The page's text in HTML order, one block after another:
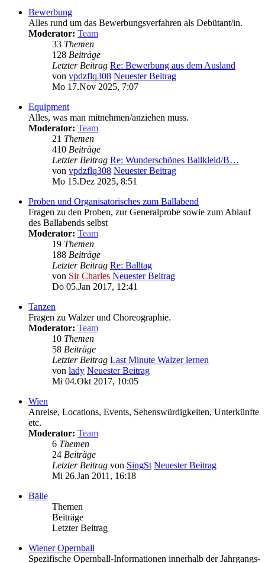
Bewerbung
Alles rund um das Bewerbungsverfahren als Debütant/in.
Moderator: Team
33 Themen
128 Beiträge
Letzter Beitrag Re: Bewerbung aus dem Ausland
von vpdzflq308 Neuester Beitrag
Mo 17.Nov 2025, 7:07
Equipment
Alles, was man mitnehmen/anziehen muss.
Moderator: Team
21 Themen
410 Beiträge
Letzter Beitrag Re: Wunderschönes Ballkleid/B…
von vpdzflq308 Neuester Beitrag
Mo 15.Dez 2025, 8:51
Proben und Organisatorisches zum Ballabend
Fragen zu den Proben, zur Generalprobe sowie zum Ablauf
des Ballabends selbst
Moderator: Team
19 Themen
188 Beiträge
Letzter Beitrag Re: Balltag
von Sir Charles Neuester Beitrag
Do 05.Jan 2017, 12:41
Tanzen
Fragen zu Walzer und Choreographie.
Moderator: Team
10 Themen
58 Beiträge
Letzter Beitrag Last Minute Walzer lernen
von lady Neuester Beitrag
Mi 04.Okt 2017, 10:05
Wien
Anreise, Locations, Events, Sehenswürdigkeiten, Unterkünfte
etc.
Moderator: Team
6 Themen
24 Beiträge
Letzter Beitrag von SingSt Neuester Beitrag
Mi 26.Jan 2011, 16:18
Bälle
Themen
Beiträge
Letzter Beitrag
Wiener Opernball
Spezifische Opernball-Informationen innerhalb der Jahrgangs-